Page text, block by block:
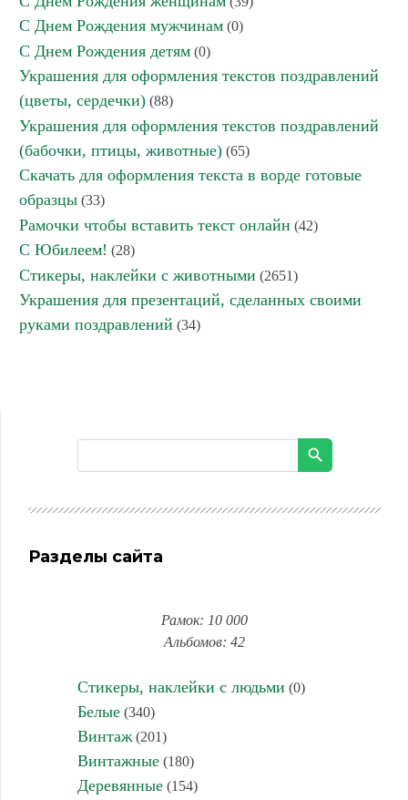
С Днем Рождения мужчинам (0)
С Днем Рождения детям (0)
Украшения для оформления текстов поздравлений
(цветы, сердечки) (88)
Украшения для оформления текстов поздравлений
(бабочки, птицы, животные) (65)
Скачать для оформления текста в ворде готовые
образцы (33)
Рамочки чтобы вставить текст онлайн (42)
С Юбилеем! (28)
Стикеры, наклейки с животными (2651)
Украшения для презентаций, сделанных своими
руками поздравлений (34)
Разделы сайта
Рамок: 10 000
Альбомов: 42
Стикеры, наклейки с людьми (0)
Белые(340)
Винтаж(201)
Винтажные(180)
Деревянные(154)